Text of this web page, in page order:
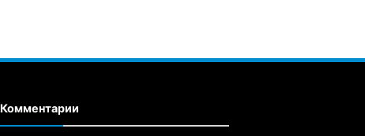
Комментарии